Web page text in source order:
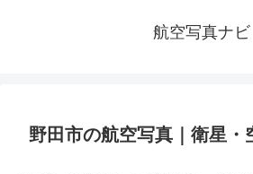
航空写真ナビ
野田市の航空写真｜衛星・